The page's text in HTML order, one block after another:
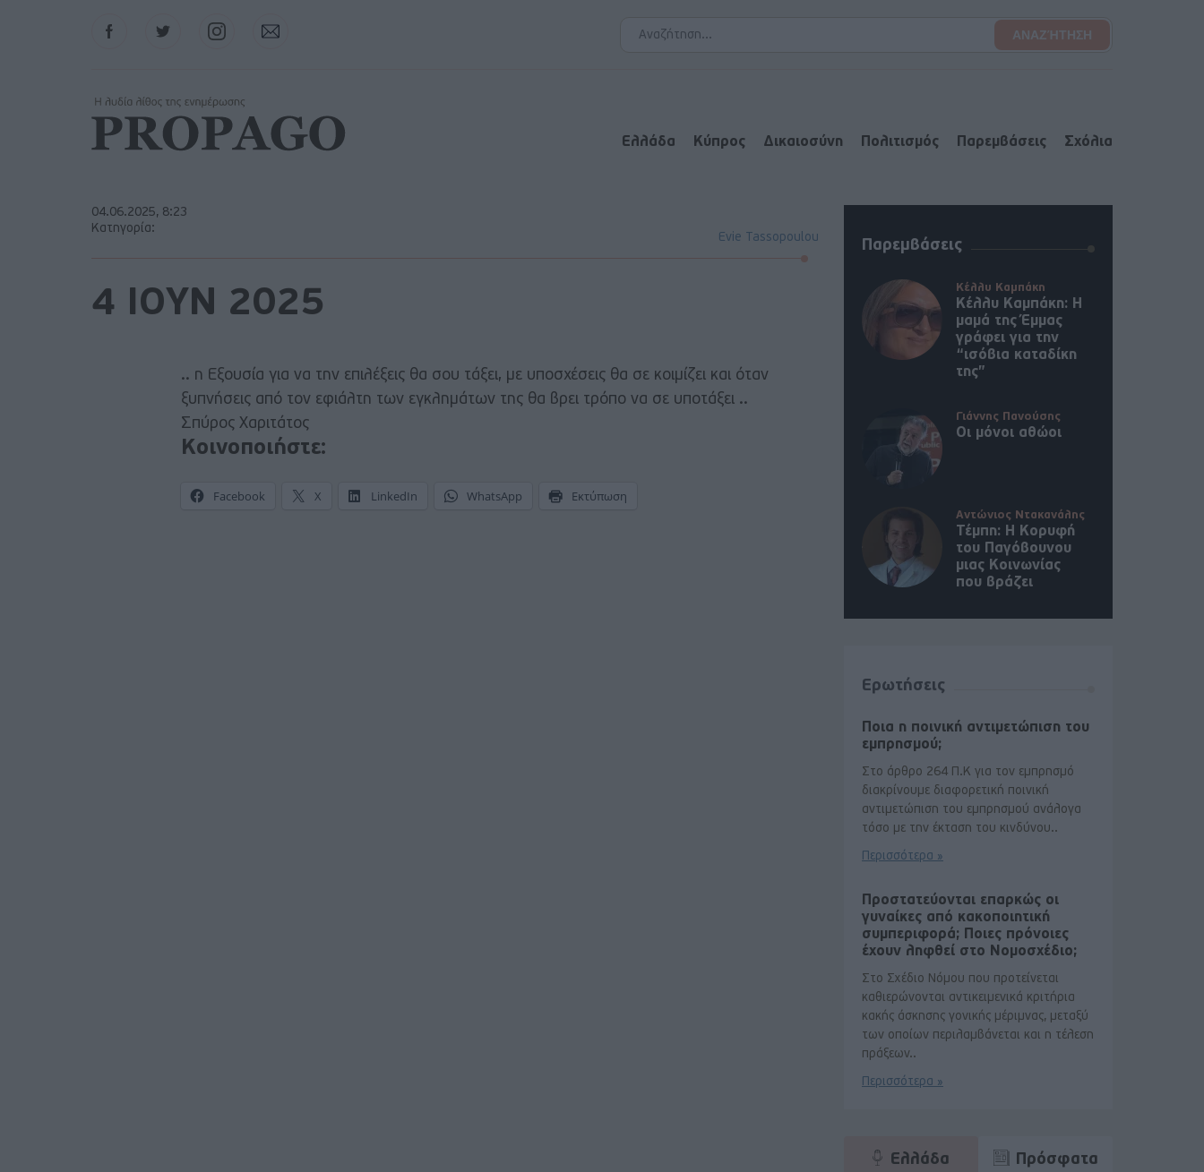
FacebookTwitter InstagramContact
Ελλάδα Κύπρος Δικαιοσύνη Πολιτισμός Παρεμβάσεις Σχόλια
04.06.2025, 8:23
Κατηγορία:
Evie Tassopoulou
4 ΙΟΥΝ 2025
.. η Εξουσία για να την επιλέξεις θα σου τάξει, με υποσχέσεις θα σε κοιμίζει και όταν
ξυπνήσεις από τον εφιάλτη των εγκλημάτων της θα βρει τρόπο να σε υποτάξει ..
Σπύρος Χαριτάτος
Κοινοποιήστε:
Facebook X LinkedIn WhatsApp Εκτύπωση
Παρεμβάσεις
Κέλλυ Καμπάκη
Κέλλυ Καμπάκη: Η
μαμά της Έμμας
γράφει για την
“ισόβια καταδίκη
της”
Γιάννης Πανούσης
Οι μόνοι αθώοι
Αντώνιος Ντακανάλης
Τέμπη: Η Κορυφή
του Παγόβουνου
μιας Κοινωνίας
που βράζει
Ερωτήσεις
Ποια η ποινική αντιμετώπιση του
εμπρησμού;
Στο άρθρο 264 Π.Κ για τον εμπρησμό
διακρίνουμε διαφορετική ποινική
αντιμετώπιση του εμπρησμού ανάλογα
τόσο με την έκταση του κινδύνου..
Περισσότερα »
Προστατεύονται επαρκώς οι
γυναίκες από κακοποιητική
συμπεριφορά; Ποιες πρόνοιες
έχουν ληφθεί στο Νομοσχέδιο;
Στο Σχέδιο Νόμου που προτείνεται
καθιερώνονται αντικειμενικά κριτήρια
κακής άσκησης γονικής μέριμνας, μεταξύ
των οποίων περιλαμβάνεται και η τέλεση
πράξεων..
Περισσότερα »
Ελλάδα Πρόσφατα